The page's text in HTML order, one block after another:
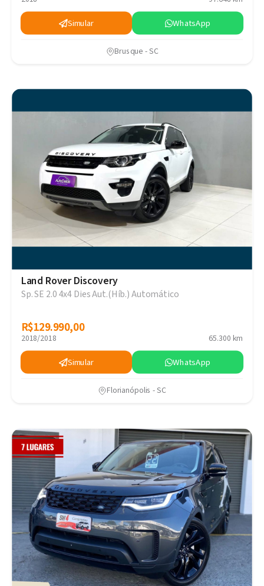
Simular WhatsApp
Brusque - SC
Land Rover Discovery
Sp. SE 2.0 4x4 Dies Aut.(Híb.) Automático
R$129.990,00
R$129.990,00
2018/2018 65.300 km
Simular WhatsApp
Florianópolis - SC